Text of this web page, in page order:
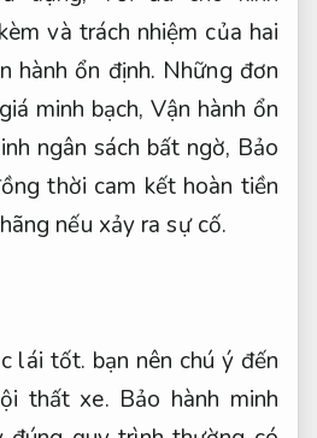
lái tốt. bạn nên chú ý đến
thất xe.
Bảo hành minh
đúng quy trình thường có
thực tế,
Cảm giác lái
sá Phú Quốc,
Cảm giác
giờ và thái độ lịch sự.
đi an tâm hơn, Tối ưu
mái và đúng kế hoạch.